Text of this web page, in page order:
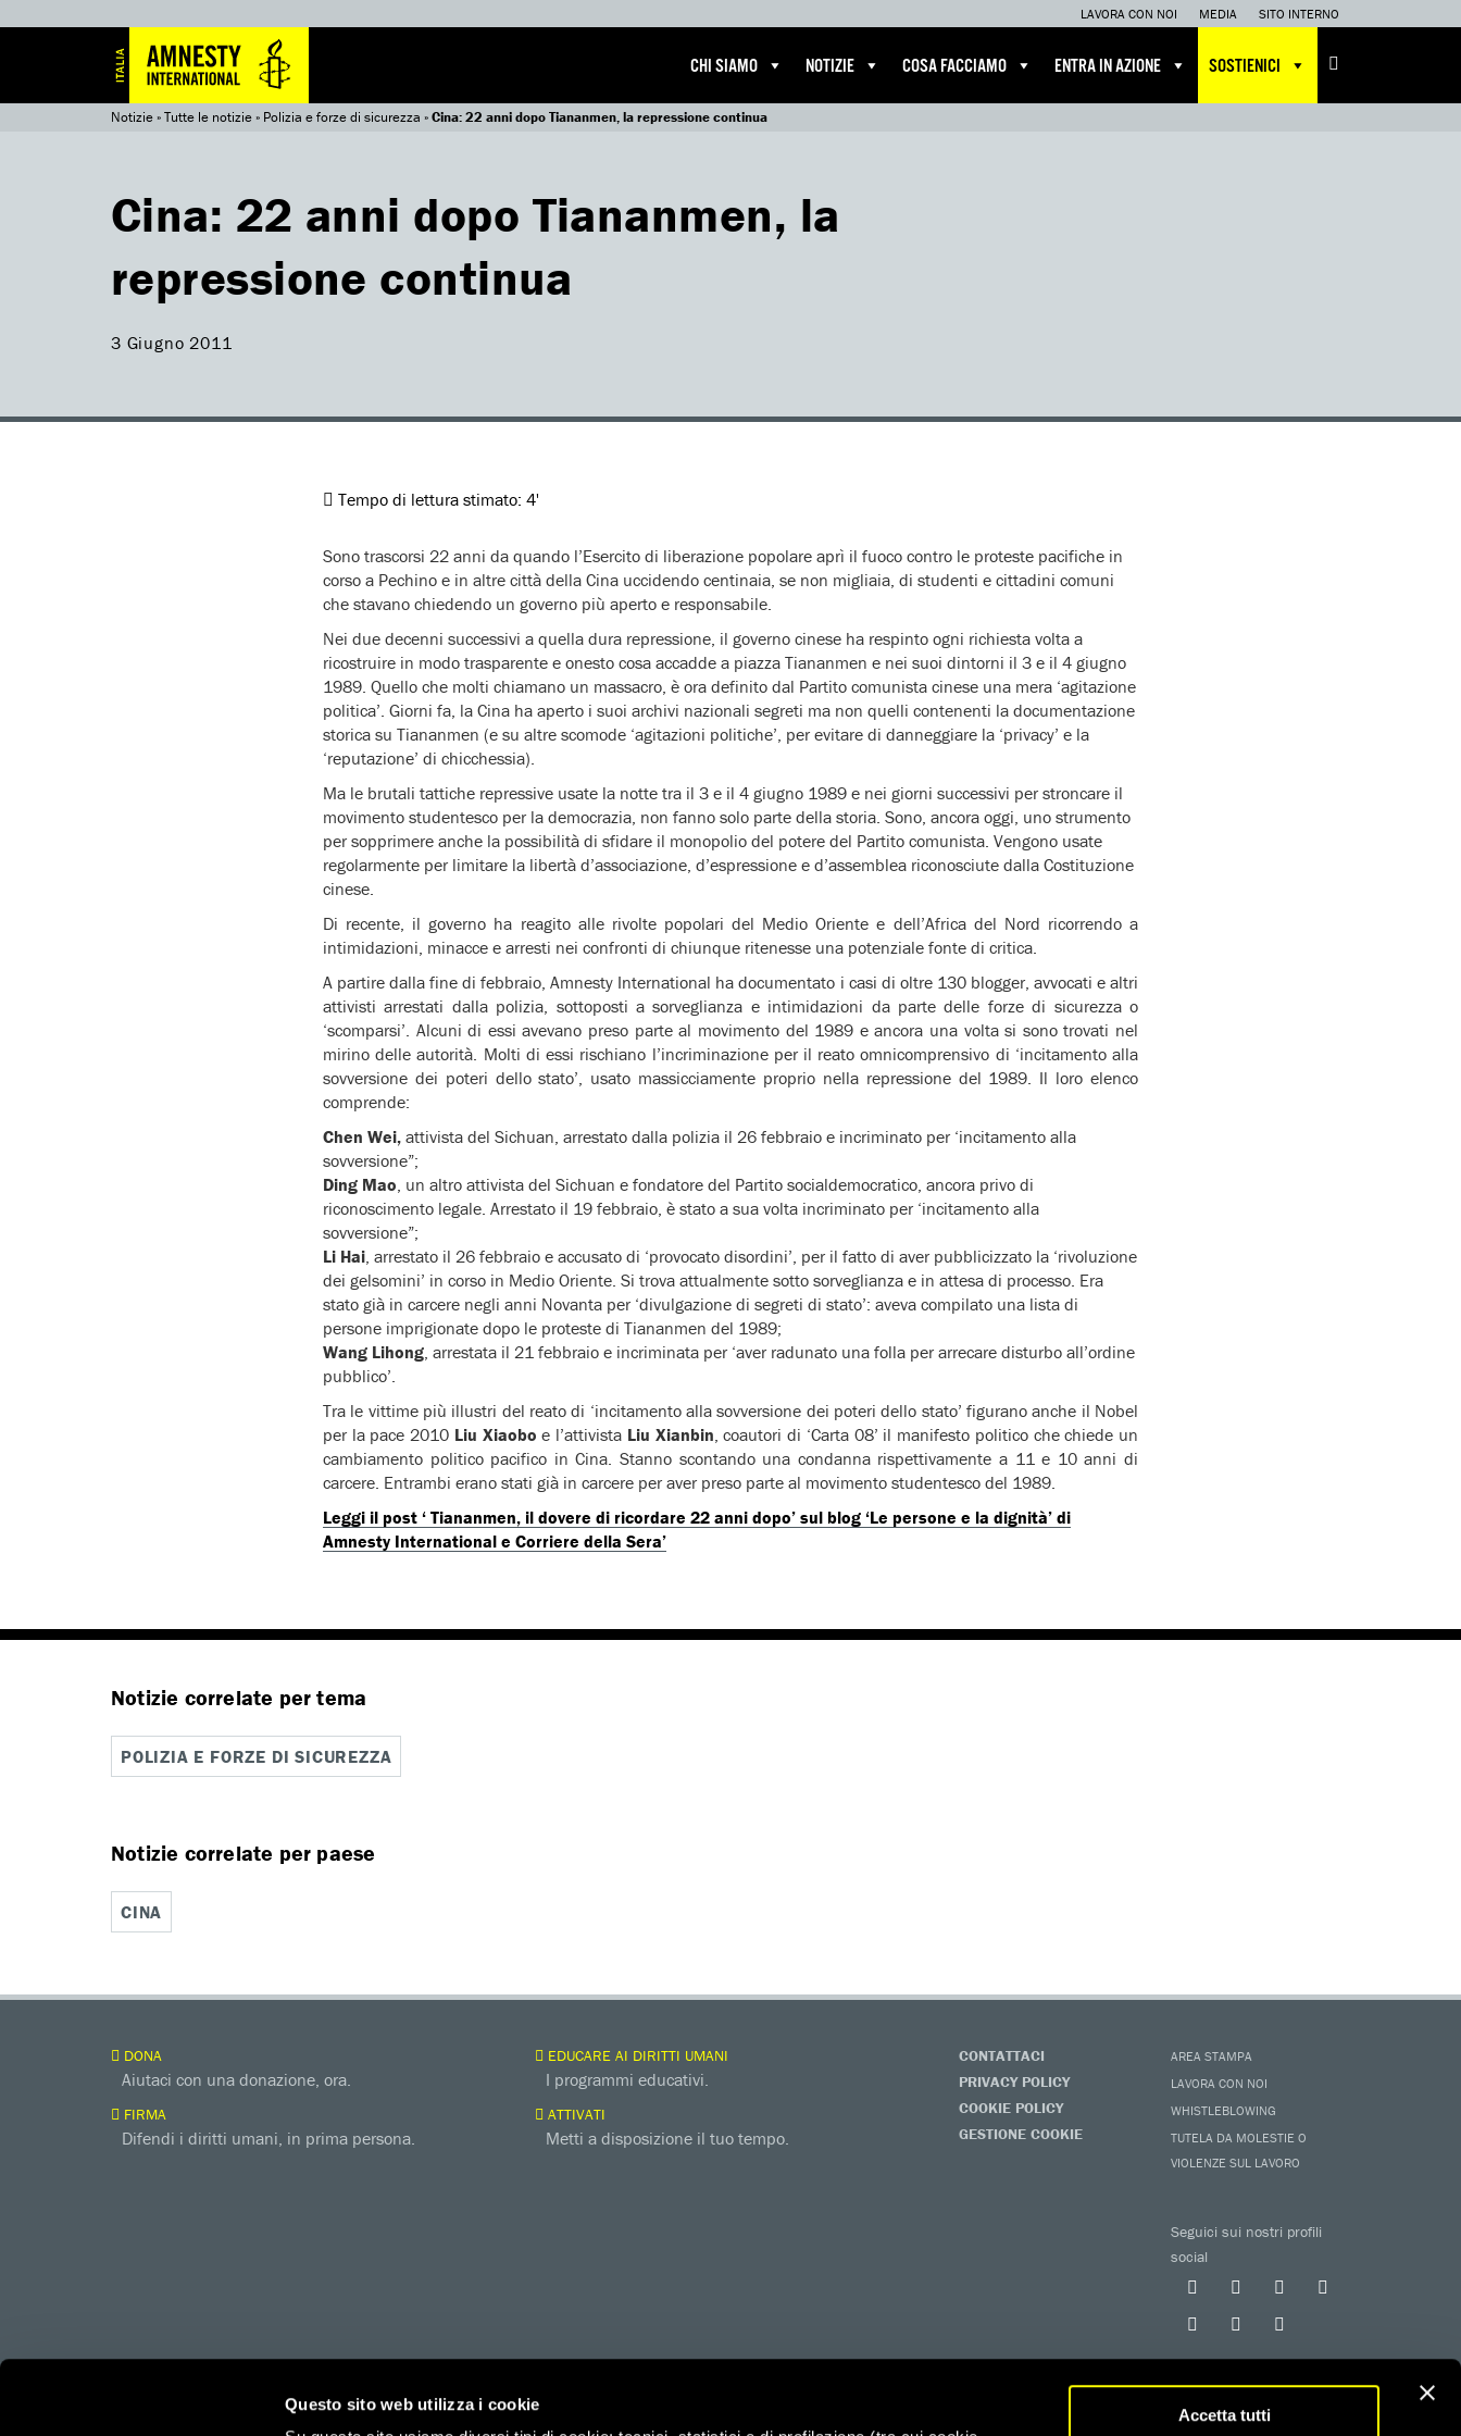
Questo sito web utilizza i cookie
Accetta tutti
LAVORA CON NOI MEDIA SITO INTERNO
CHI SIAMO NOTIZIE COSA FACCIAMO ENTRA IN AZIONE SOSTIENICI
Notizie»Tutte le notizie» Polizia e forze di sicurezza »Cina: 22 anni dopo Tiananmen, la repressione continua
Cina: 22 anni dopo Tiananmen, la
repressione continua
3 Giugno 2011
Tempo di lettura stimato: 4'
Sono trascorsi 22 anni da quando l’Esercito di liberazione popolare aprì il fuoco contro le proteste pacifiche in
corso a Pechino e in altre città della Cina uccidendo centinaia, se non migliaia, di studenti e cittadini comuni
che stavano chiedendo un governo più aperto e responsabile.
Nei due decenni successivi a quella dura repressione, il governo cinese ha respinto ogni richiesta volta a
ricostruire in modo trasparente e onesto cosa accadde a piazza Tiananmen e nei suoi dintorni il 3 e il 4 giugno
1989. Quello che molti chiamano un massacro, è ora definito dal Partito comunista cinese una mera ‘agitazione
politica’. Giorni fa, la Cina ha aperto i suoi archivi nazionali segreti ma non quelli contenenti la documentazione
storica su Tiananmen (e su altre scomode ‘agitazioni politiche’, per evitare di danneggiare la ‘privacy’ e la
‘reputazione’ di chicchessia).
Ma le brutali tattiche repressive usate la notte tra il 3 e il 4 giugno 1989 e nei giorni successivi per stroncare il
movimento studentesco per la democrazia, non fanno solo parte della storia. Sono, ancora oggi, uno strumento
per sopprimere anche la possibilità di sfidare il monopolio del potere del Partito comunista. Vengono usate
regolarmente per limitare la libertà d’associazione, d’espressione e d’assemblea riconosciute dalla Costituzione
cinese.
Di recente, il governo ha reagito alle rivolte popolari del Medio Oriente e dell’Africa del Nord ricorrendo a
intimidazioni, minacce e arresti nei confronti di chiunque ritenesse una potenziale fonte di critica.
A partire dalla fine di febbraio, Amnesty International ha documentato i casi di oltre 130 blogger, avvocati e altri
attivisti arrestati dalla polizia, sottoposti a sorveglianza e intimidazioni da parte delle forze di sicurezza o
‘scomparsi’. Alcuni di essi avevano preso parte al movimento del 1989 e ancora una volta si sono trovati nel
mirino delle autorità. Molti di essi rischiano l’incriminazione per il reato omnicomprensivo di ‘incitamento alla
sovversione dei poteri dello stato’, usato massicciamente proprio nella repressione del 1989. Il loro elenco
comprende:
Chen Wei, attivista del Sichuan, arrestato dalla polizia il 26 febbraio e incriminato per ‘incitamento alla
sovversione”;
Ding Mao, un altro attivista del Sichuan e fondatore del Partito socialdemocratico, ancora privo di
riconoscimento legale. Arrestato il 19 febbraio, è stato a sua volta incriminato per ‘incitamento alla
sovversione”;
Li Hai, arrestato il 26 febbraio e accusato di ‘provocato disordini’, per il fatto di aver pubblicizzato la ‘rivoluzione
dei gelsomini’ in corso in Medio Oriente. Si trova attualmente sotto sorveglianza e in attesa di processo. Era
stato già in carcere negli anni Novanta per ‘divulgazione di segreti di stato’: aveva compilato una lista di
persone imprigionate dopo le proteste di Tiananmen del 1989;
Wang Lihong, arrestata il 21 febbraio e incriminata per ‘aver radunato una folla per arrecare disturbo all’ordine
pubblico’.
Tra le vittime più illustri del reato di ‘incitamento alla sovversione dei poteri dello stato’ figurano anche il Nobel
per la pace 2010 Liu Xiaobo e l’attivista Liu Xianbin, coautori di ‘Carta 08’ il manifesto politico che chiede un
cambiamento politico pacifico in Cina. Stanno scontando una condanna rispettivamente a 11 e 10 anni di
carcere. Entrambi erano stati già in carcere per aver preso parte al movimento studentesco del 1989.
Leggi il post ‘ Tiananmen, il dovere di ricordare 22 anni dopo’ sul blog ‘Le persone e la dignità’ di
Amnesty International e Corriere della Sera’
Notizie correlate per tema
POLIZIA E FORZE DI SICUREZZA
Notizie correlate per paese
CINA
DONA
Aiutaci con una donazione, ora.
FIRMA
Difendi i diritti umani, in prima persona.
EDUCARE AI DIRITTI UMANI
I programmi educativi.
ATTIVATI
Metti a disposizione il tuo tempo.
CONTATTACI
PRIVACY POLICY
COOKIE POLICY
GESTIONE COOKIE
AREA STAMPA
LAVORA CON NOI
WHISTLEBLOWING
TUTELA DA MOLESTIE O
VIOLENZE SUL LAVORO
Seguici sui nostri profili
social
amnesty.org